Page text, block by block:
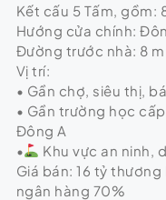
Kết cấu 5 Tấm, gồm:
Hướng cửa chính:
Đường trước nhà: 8 m
Vị trí:
• Gần chợ, siêu thị,
• Gần trường học
Đông A
•
Khu vực an ninh,
Giá bán: 16 tỷ
ngân hàng 70%